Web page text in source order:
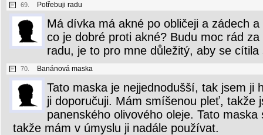
69. Potřebuji radu
Má dívka má akné po obličeji a zádech
co je dobré proti akné? Budu moc rád
radu, je to pro mne důležitý, aby se cítila
70. Banánová maska
Tato maska je nejjednodušší, tak jsem ji
ji doporučuji. Mám smíšenou pleť, takže
panenského olivového oleje. Tato
takže mám v úmyslu ji nadále používat.